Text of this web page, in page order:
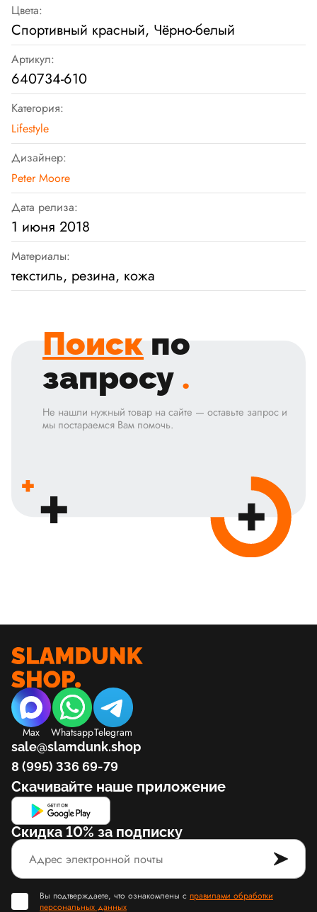
Цвета:
Спортивный красный, Чёрно-белый
Артикул:
640734-610
Категория:
Lifestyle
Дизайнер:
Peter Moore
Дата релиза:
1 июня 2018
Материалы:
текстиль, резина, кожа
Поиск по
запросу .
Не нашли нужный товар на сайте — оставьте запрос и
мы постараемся Вам помочь.
Max WhatsappTelegram
sale@slamdunk.shop
8 (995) 336 69-79
Скачивайте наше приложение
Скидка 10% за подписку
Вы подтверждаете, что ознакомлены с правилами обработки
персональных данных